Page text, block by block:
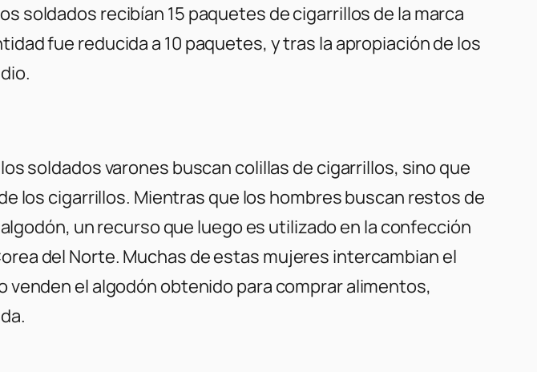
soldados recibían 15 paquetes de cigarrillos de la marca
fue reducida a 10 paquetes, y tras la apropiación de los
soldados varones buscan colillas de cigarrillos, sino que
los cigarrillos. Mientras que los hombres buscan restos de
un recurso que luego es utilizado en la confección
del Norte. Muchas de estas mujeres intercambian el
el algodón obtenido para comprar alimentos,